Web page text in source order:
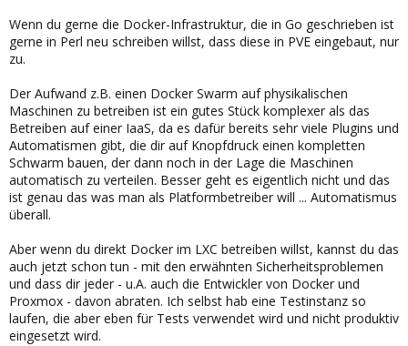
Wenn du gerne die Docker-Infrastruktur, die in Go geschrieben ist
gerne in Perl neu schreiben willst, dass diese in PVE eingebaut, nur
zu.
Der Aufwand z.B. einen Docker Swarm auf physikalischen
Maschinen zu betreiben ist ein gutes Stück komplexer als das
Betreiben auf einer IaaS, da es dafür bereits sehr viele Plugins und
Automatismen gibt, die dir auf Knopfdruck einen kompletten
Schwarm bauen, der dann noch in der Lage die Maschinen
automatisch zu verteilen. Besser geht es eigentlich nicht und das
ist genau das was man als Platformbetreiber will ... Automatismus
überall.
Aber wenn du direkt Docker im LXC betreiben willst, kannst du das
auch jetzt schon tun - mit den erwähnten Sicherheitsproblemen
und dass dir jeder - u.A. auch die Entwickler von Docker und
Proxmox - davon abraten. Ich selbst hab eine Testinstanz so
laufen, die aber eben für Tests verwendet wird und nicht produktiv
eingesetzt wird.